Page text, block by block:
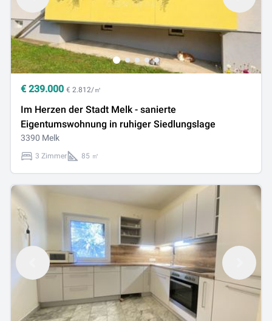
€ 239.000 € 2.812/㎡
Im Herzen der Stadt Melk - sanierte
Eigentumswohnung in ruhiger Siedlungslage
3390 Melk
3 Zimmer 85 ㎡